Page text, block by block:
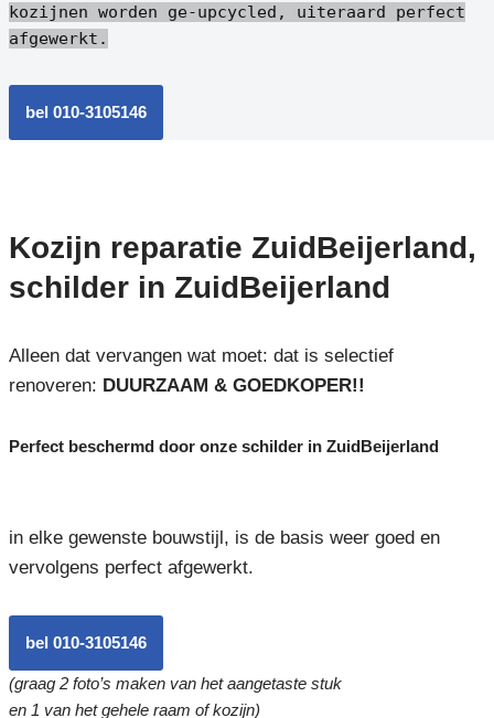
kozijnen worden ge-upcycled, uiteraard perfect
afgewerkt.
bel 010-3105146
Kozijn reparatie ZuidBeijerland,
schilder in ZuidBeijerland
Alleen dat vervangen wat moet: dat is selectief
renoveren: DUURZAAM & GOEDKOPER!!
Perfect beschermd door onze schilder in ZuidBeijerland
in elke gewenste bouwstijl, is de basis weer goed en
vervolgens perfect afgewerkt.
bel 010-3105146
(graag 2 foto’s maken van het aangetaste stuk
en 1 van het gehele raam of kozijn)